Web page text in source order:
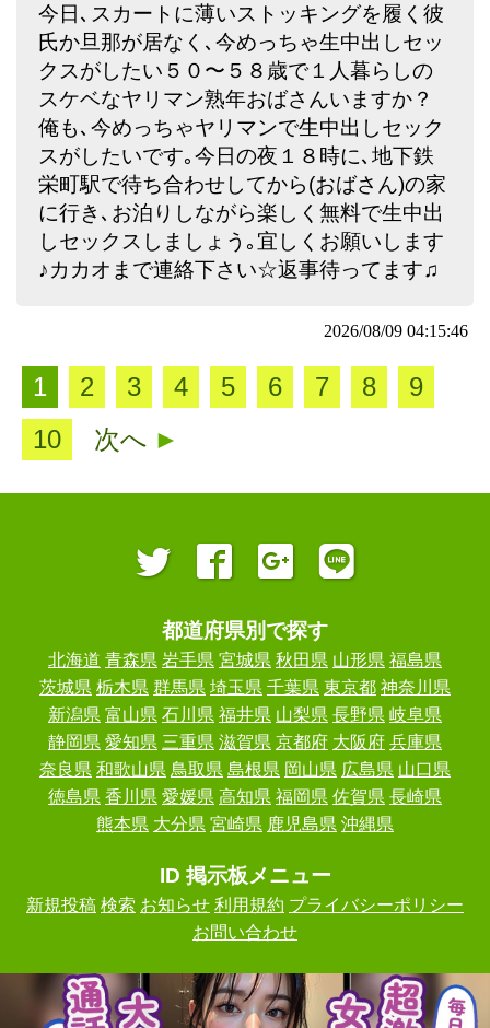
今日､スカートに薄いストッキングを履く彼
氏か旦那が居なく､今めっちゃ生中出しセッ
クスがしたい５０〜５８歳で１人暮らしの
スケベなヤリマン熟年おばさんいますか？
俺も､今めっちゃヤリマンで生中出しセック
スがしたいです｡今日の夜１８時に､地下鉄
栄町駅で待ち合わせしてから(おばさん)の家
に行き､お泊りしながら楽しく無料で生中出
しセックスしましょう｡宜しくお願いします
♪カカオまで連絡下さい☆返事待ってます♫
2026/08/09 04:15:46
1 2 3 4 5 6 7 8
9
10
次へ ►
都道府県別で探す
北海道 青森県 岩手県 宮城県 秋田県 山形県 福島県
茨城県 栃木県 群馬県 埼玉県 千葉県 東京都 神奈川県
新潟県 富山県 石川県 福井県 山梨県 長野県 岐阜県
静岡県 愛知県 三重県 滋賀県 京都府 大阪府 兵庫県
奈良県 和歌山県 鳥取県 島根県 岡山県 広島県 山口県
徳島県 香川県 愛媛県 高知県 福岡県 佐賀県 長崎県
熊本県 大分県 宮崎県 鹿児島県 沖縄県
ID 掲示板メニュー
新規投稿 検索 お知らせ 利用規約 プライバシーポリシー
お問い合わせ
ID けいじばん